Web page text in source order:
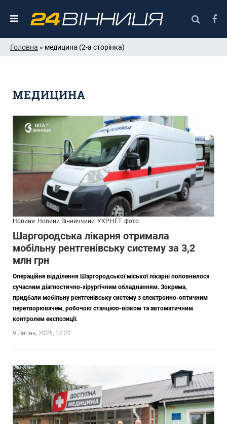
Головна » медицина (2-а сторінка)
МЕДИЦИНА
Новини Новини Вінниччини УКР.НЕТ фото
Шаргородська лікарня отримала
мобільну рентгенівську систему за 3,2
млн грн
Операційне відділення Шаргородської міської лікарні поповнилося
сучасним діагностично-хірургічним обладнанням. Зокрема,
придбали мобільну рентгенівську систему з електронно-оптичним
перетворювачем, робочою станцією-візком та автоматичним
контролем експозиції.
9 Липня, 2026, 17:22